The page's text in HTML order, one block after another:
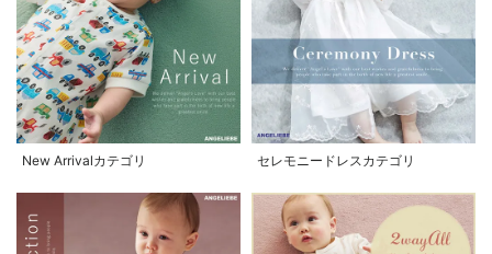
New Arrivalカテゴリ セレモニードレスカテゴリ